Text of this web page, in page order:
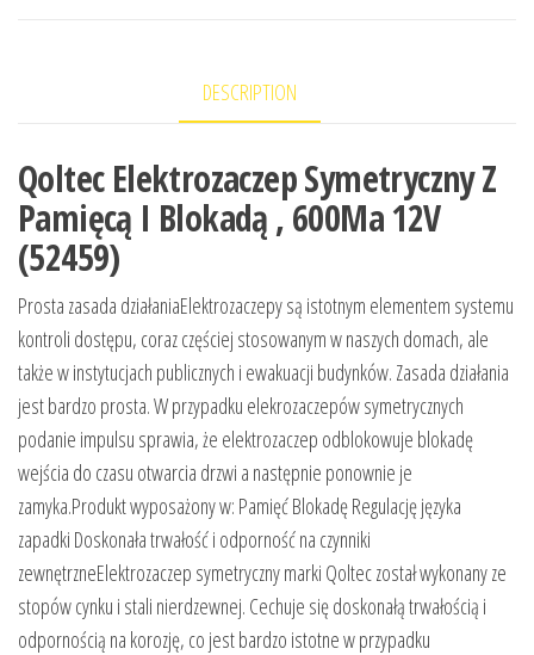
DESCRIPTION
Qoltec Elektrozaczep Symetryczny Z
Pamięcą I Blokadą , 600Ma 12V
(52459)
Prosta zasada działaniaElektrozaczepy są istotnym elementem systemu
kontroli dostępu, coraz częściej stosowanym w naszych domach, ale
także w instytucjach publicznych i ewakuacji budynków. Zasada działania
jest bardzo prosta. W przypadku elekrozaczepów symetrycznych
podanie impulsu sprawia, że elektrozaczep odblokowuje blokadę
wejścia do czasu otwarcia drzwi a następnie ponownie je
zamyka.Produkt wyposażony w: Pamięć Blokadę Regulację języka
zapadki Doskonała trwałość i odporność na czynniki
zewnętrzneElektrozaczep symetryczny marki Qoltec został wykonany ze
stopów cynku i stali nierdzewnej. Cechuje się doskonałą trwałością i
odpornością na korozję, co jest bardzo istotne w przypadku